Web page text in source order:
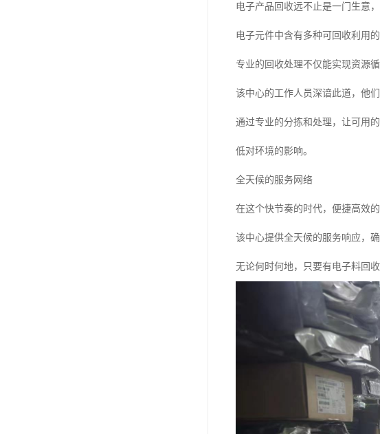
电子产品回收远不止是一门生意
电子元件中含有多种可回收利用
专业的回收处理不仅能实现资源
该中心的工作人员深谙此道，他
通过专业的分拣和处理，让可用
低对环境的影响。
全天候的服务网络
在这个快节奏的时代，便捷高效的
该中心提供全天候的服务响应，
无论何时何地，只要有电子料回